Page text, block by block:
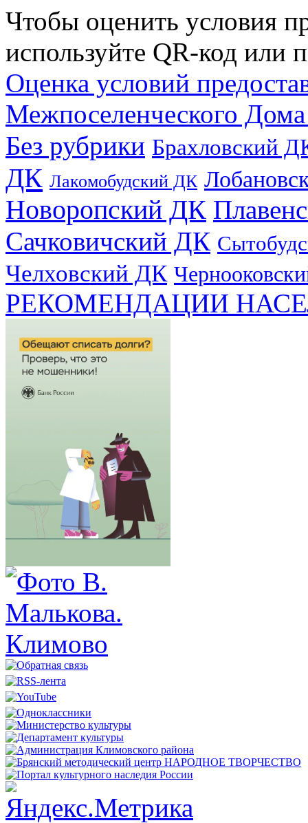
Чтобы оценить условия
используйте QR-код или
Оценка условий
Межпоселенческого
Без рубрики Брахловский
ДК Лакомобудский ДК
Новоропский ДК
Сачковичский ДК
Челховский ДК
РЕКОМЕНДАЦИИ